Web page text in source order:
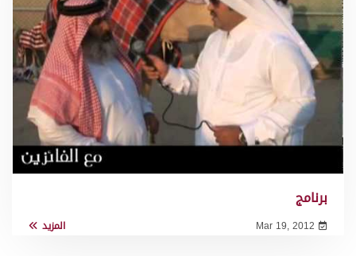
برنامج
Mar 19, 2012 المزيد